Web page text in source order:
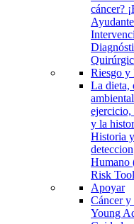
cáncer?
Riesgo y
La dieta,
ejercicio,
y la
Historia
deteccion
Humano
Risk Tool
Apoyar
Cáncer y
Young